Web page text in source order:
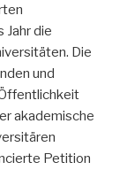
Jahr die
Die
und
akademische
Petition